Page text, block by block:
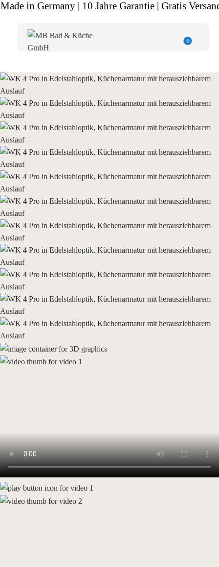
Made in Germany | 10 Jahre Garantie | Gratis
0